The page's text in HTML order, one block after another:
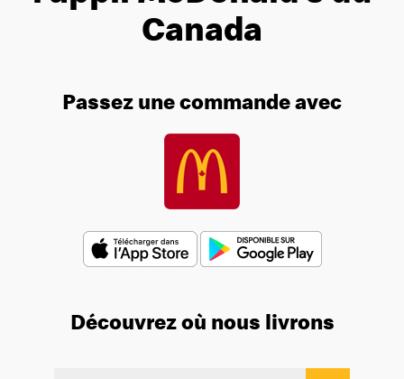
Canada
Passez une commande avec
Découvrez où nous livrons